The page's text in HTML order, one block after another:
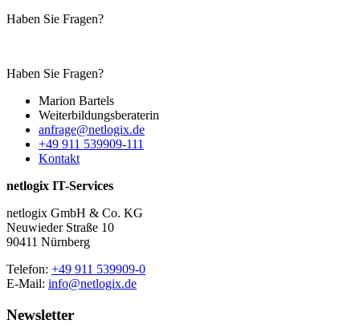
Haben Sie Fragen?
Haben Sie Fragen?
Marion Bartels
Weiterbildungs­beraterin
anfrage@netlogix.de
+49 911 539909-111
Kontakt
netlogix IT-Services
netlogix GmbH & Co. KG
Neuwieder Straße 10
90411 Nürnberg
Telefon: +49 911 539909-0
E-Mail: info@netlogix.de
Newsletter